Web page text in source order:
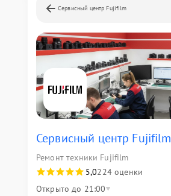
Сервисный центр Fujifilm
Сервисный центр Fujifilm
Ремонт техники Fujifilm
5,0224 оценки
Открыто до 21:00